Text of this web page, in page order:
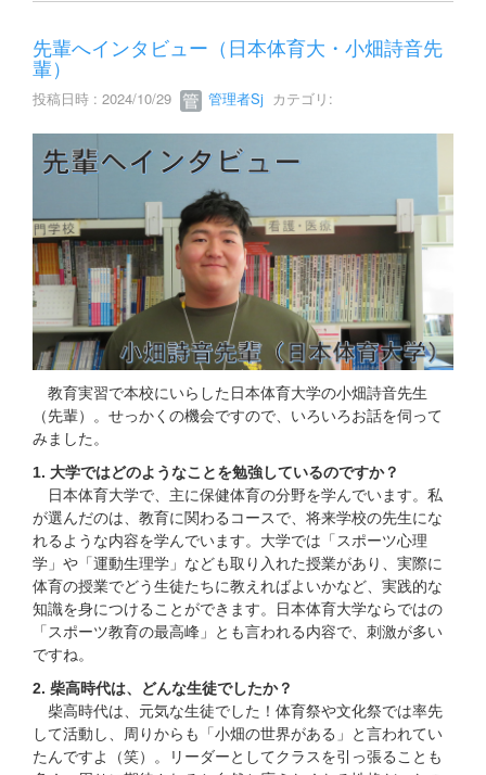
先輩へインタビュー（日本体育大・小畑詩音先
輩）
投稿日時 : 2024/10/29 管理者Sj カテゴリ:
教育実習で本校にいらした日本体育大学の小畑詩音先生
（先輩）。せっかくの機会ですので、いろいろお話を伺って
みました。
1. 大学ではどのようなことを勉強しているのですか？
日本体育大学で、主に保健体育の分野を学んでいます。私
が選んだのは、教育に関わるコースで、将来学校の先生にな
れるような内容を学んでいます。大学では「スポーツ心理
学」や「運動生理学」なども取り入れた授業があり、実際に
体育の授業でどう生徒たちに教えればよいかなど、実践的な
知識を身につけることができます。日本体育大学ならではの
「スポーツ教育の最高峰」とも言われる内容で、刺激が多い
ですね。
2. 柴高時代は、どんな生徒でしたか？
柴高時代は、元気な生徒でした！体育祭や文化祭では率先
して活動し、周りからも「小畑の世界がある」と言われてい
たんですよ（笑）。リーダーとしてクラスを引っ張ることも